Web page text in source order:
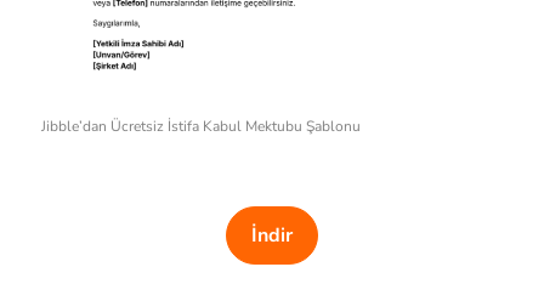
Jibble’dan Ücretsiz İstifa Kabul Mektubu Şablonu
İndir